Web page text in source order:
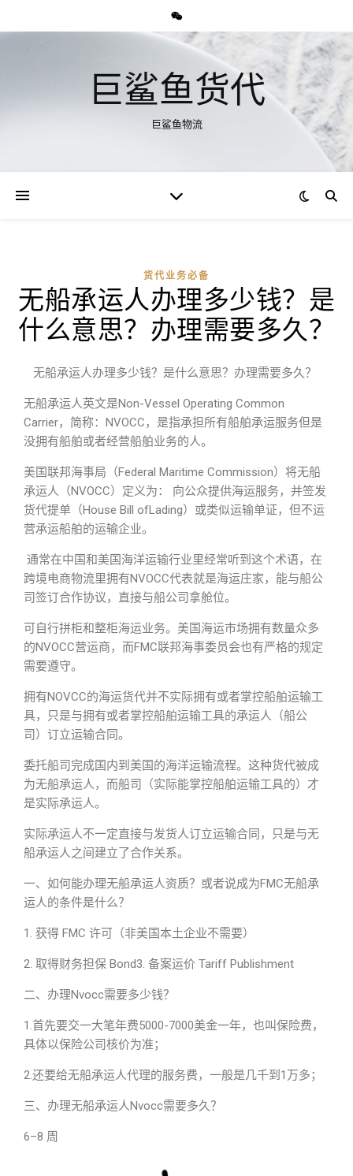
巨鲨鱼货代
巨鲨鱼物流
货代业务必备
无船承运人办理多少钱？是
什么意思？办理需要多久？
无船承运人办理多少钱？是什么意思？办理需要多久？
无船承运人英文是Non-Vessel Operating Common
Carrier，简称：NVOCC，是指承担所有船舶承运服务但是
没拥有船舶或者经营船舶业务的人。
美国联邦海事局（Federal Maritime Commission）将无船
承运人（NVOCC）定义为： 向公众提供海运服务，并签发
货代提单（House Bill ofLading）或类似运输单证，但不运
营承运船舶的运输企业。
通常在中国和美国海洋运输行业里经常听到这个术语，在
跨境电商物流里拥有NVOCC代表就是海运庄家，能与船公
司签订合作协议，直接与船公司拿舱位。
可自行拼柜和整柜海运业务。美国海运市场拥有数量众多
的NVOCC营运商，而FMC联邦海事委员会也有严格的规定
需要遵守。
拥有NOVCC的海运货代并不实际拥有或者掌控船舶运输工
具，只是与拥有或者掌控船舶运输工具的承运人（船公
司）订立运输合同。
委托船司完成国内到美国的海洋运输流程。这种货代被成
为无船承运人，而船司（实际能掌控船舶运输工具的）才
是实际承运人。
实际承运人不一定直接与发货人订立运输合同，只是与无
船承运人之间建立了合作关系。
一、如何能办理无船承运人资质？或者说成为FMC无船承
运人的条件是什么？
1. 获得 FMC 许可（非美国本土企业不需要）
2. 取得财务担保 Bond3. 备案运价 Tariff Publishment
二、办理Nvocc需要多少钱？
1.首先要交一大笔年费5000-7000美金一年，也叫保险费，
具体以保险公司核价为准；
2.还要给无船承运人代理的服务费，一般是几千到1万多；
三、办理无船承运人Nvocc需要多久？
6–8 周